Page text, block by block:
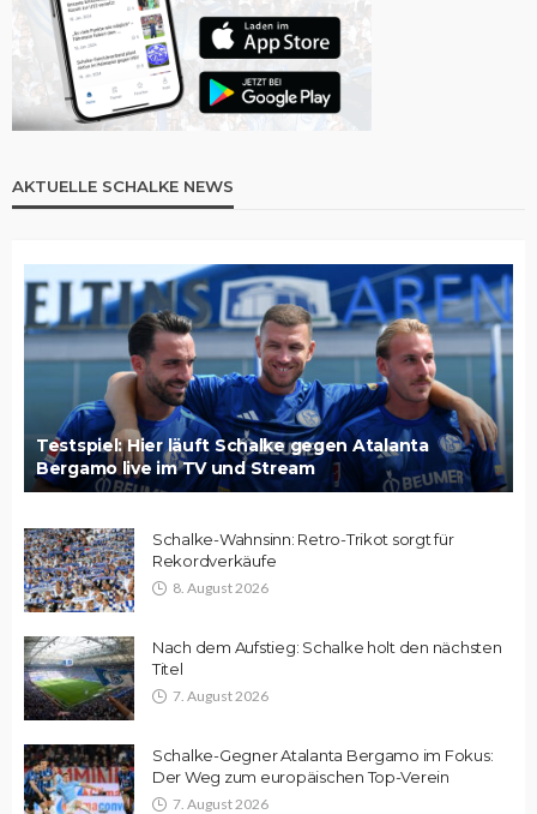
AKTUELLE SCHALKE NEWS
Testspiel: Hier läuft Schalke gegen Atalanta
Bergamo live im TV und Stream
Schalke-Wahnsinn: Retro-Trikot sorgt für
Rekordverkäufe
8. August 2026
Nach dem Aufstieg: Schalke holt den nächsten
Titel
7. August 2026
Schalke-Gegner Atalanta Bergamo im Fokus:
Der Weg zum europäischen Top-Verein
7. August 2026